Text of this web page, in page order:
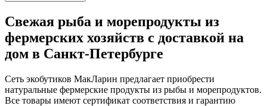
Свежая рыба и морепродукты из
фермерских хозяйств с доставкой на
дом в Санкт-Петербурге
Сеть экобутиков МакЛарин предлагает приобрести
натуральные фермерские продукты из рыбы и морепродуктов.
Все товары имеют сертификат соответствия и гарантию